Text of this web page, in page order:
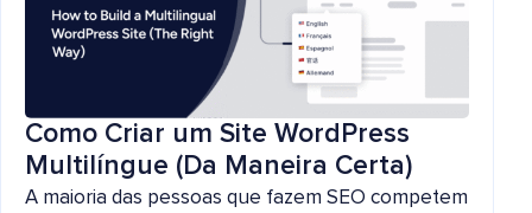
Como Criar um Site WordPress
Multilíngue (Da Maneira Certa)
A maioria das pessoas que fazem SEO competem